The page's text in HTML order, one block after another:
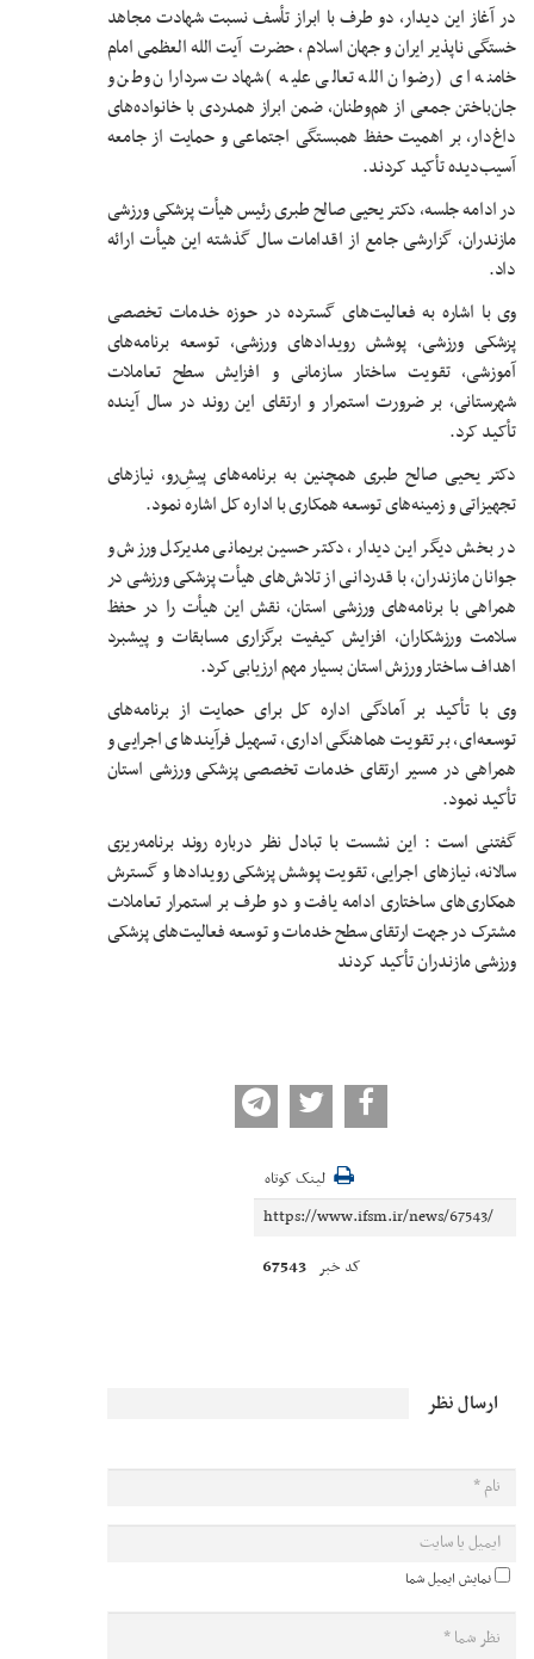
در آغاز این دیدار، دو طرف با ابراز تأسف نسبت شهادت مجاهد
خستگی ناپذیر ایران و جهان اسلام ، حضرت آیت الله العظمی امام
خامنه ای ( رضوان الله تعالی علیه ) شهادت سرداران وطن و
جان‌باختن جمعی از هم‌وطنان، ضمن ابراز همدردی با خانواده‌های
داغ‌دار، بر اهمیت حفظ همبستگی اجتماعی و حمایت از جامعه
آسیب‌دیده تأکید کردند.
در ادامه جلسه، دکتر یحیی صالح طبری رئیس هیأت پزشکی ورزشی
مازندران، گزارشی جامع از اقدامات سال گذشته این هیأت ارائه
داد.
وی با اشاره به فعالیت‌های گسترده در حوزه خدمات تخصصی
پزشکی ورزشی، پوشش رویدادهای ورزشی، توسعه برنامه‌های
آموزشی، تقویت ساختار سازمانی و افزایش سطح تعاملات
شهرستانی، بر ضرورت استمرار و ارتقای این روند در سال آینده
تأکید کرد.
دکتر یحیی صالح طبری همچنین به برنامه‌های پیش‌ِرو، نیازهای
تجهیزاتی و زمینه‌های توسعه همکاری با اداره کل اشاره نمود.
در بخش دیگر این دیدار، دکتر حسین بریمانی مدیرکل ورزش و
جوانان مازندران، با قدردانی از تلاش‌های هیأت پزشکی ورزشی در
همراهی با برنامه‌های ورزشی استان، نقش این هیأت را در حفظ
سلامت ورزشکاران، افزایش کیفیت برگزاری مسابقات و پیشبرد
اهداف ساختار ورزش استان بسیار مهم ارزیابی کرد.
وی با تأکید بر آمادگی اداره کل برای حمایت از برنامه‌های
توسعه‌ای، بر تقویت هماهنگی اداری، تسهیل فرآیندهای اجرایی و
همراهی در مسیر ارتقای خدمات تخصصی پزشکی ورزشی استان
تأکید نمود.
گفتنی است : این نشست با تبادل نظر درباره روند برنامه‌ریزی
سالانه، نیازهای اجرایی، تقویت پوشش پزشکی رویدادها و گسترش
همکاری‌های ساختاری ادامه یافت و دو طرف بر استمرار تعاملات
مشترک در جهت ارتقای سطح خدمات و توسعه فعالیت‌های پزشکی
ورزشی مازندران تأکید کردند
لینک کوتاه
کد خبر 67543
ارسال نظر
نمایش ایمیل شما